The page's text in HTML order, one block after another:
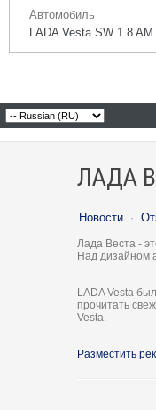
Автомобиль
LADA Vesta SW 1.8
ЛАДА
Новости ·
Лада Веста -
Над дизайном
LADA Vesta
прочитать
Vesta.
Разместить